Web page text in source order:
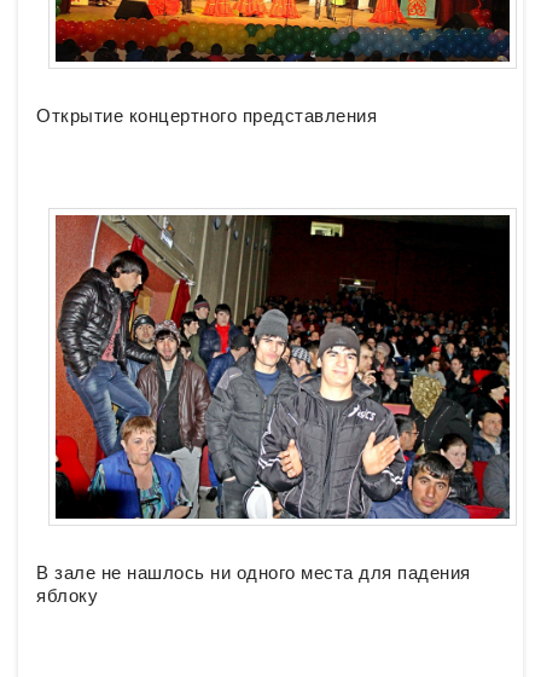
Открытие концертного представления
В зале не нашлось ни одного места для падения
яблоку